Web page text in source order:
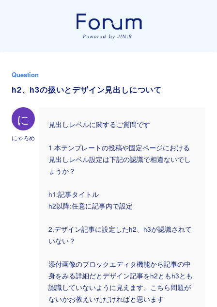
Question
h2、h3の扱いとデザイン見出しについて
に
にゃろめ
見出しレベルに関するご質問です
1.本テンプレートの投稿や固定ページにおける
見出しレベル設定は下記の認識で相違ないでし
ょうか？
h1:記事タイトル
h2以降:任意に記事内で設定
2.デザイン記事に設定したh2、h3が認識されて
いない？
添付画像のブロックエディタ機能から記事の中
身をみる詳細だとデザイン記事をh2ともh3とも
認識していないように見えます、こちら問題が
ないかお教えいただければと思います